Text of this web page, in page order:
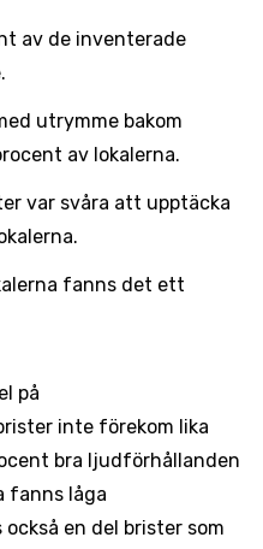
av de inventerade
utrymme bakom
av lokalerna.
var svåra att upptäcka
fanns det ett
på
inte förekom lika
bra ljudförhållanden
fanns låga
en del brister som